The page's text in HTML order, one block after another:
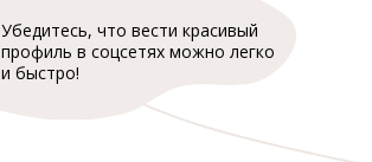
Убедитесь, что вести красивый
профиль в соцсетях можно легко
и быстро!